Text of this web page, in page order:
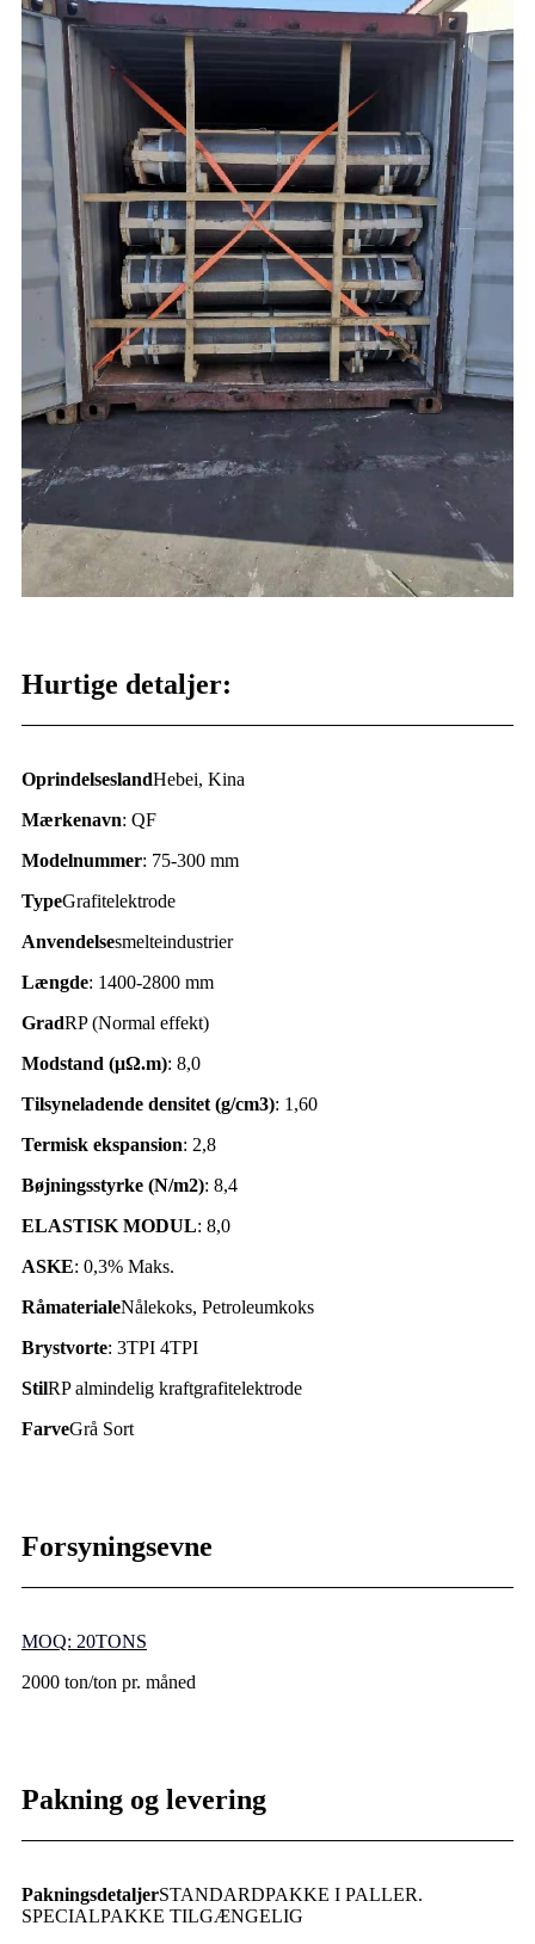
Hurtige detaljer:
OprindelseslandHebei, Kina
Mærkenavn: QF
Modelnummer: 75-300 mm
TypeGrafitelektrode
Anvendelsesmelteindustrier
Længde: 1400-2800 mm
GradRP (Normal effekt)
Modstand (μΩ.m): 8,0
Tilsyneladende densitet (g/cm3): 1,60
Termisk ekspansion: 2,8
Bøjningsstyrke (N/m2): 8,4
ELASTISK MODUL: 8,0
ASKE: 0,3% Maks.
RåmaterialeNålekoks, Petroleumkoks
Brystvorte: 3TPI 4TPI
StilRP almindelig kraftgrafitelektrode
FarveGrå Sort
Forsyningsevne
MOQ: 20TONS
2000 ton/ton pr. måned
Pakning og levering
PakningsdetaljerSTANDARDPAKKE I PALLER.
SPECIALPAKKE TILGÆNGELIG